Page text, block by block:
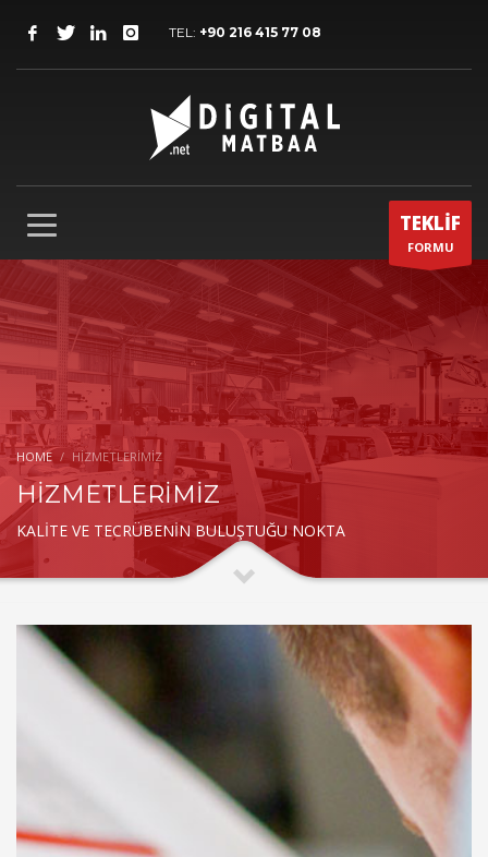
TEL: +90 216 415 77 08
TEKLİF
FORMU
HOME HIZMETLERIMIZ
HİZMETLERİMİZ
KALİTE VE TECRÜBENİN BULUŞTUĞU NOKTA